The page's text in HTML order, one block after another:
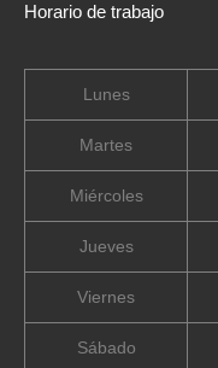
Horario de trabajo
Lunes
Martes
Miércoles
Jueves
Viernes
Sábado